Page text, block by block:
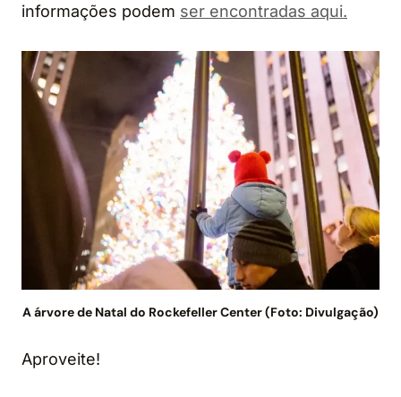
informações podem ser encontradas aqui.
A árvore de Natal do Rockefeller Center (Foto: Divulgação)
Aproveite!